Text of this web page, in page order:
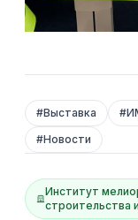
#Выставка #
#Новости
Институт
строительства